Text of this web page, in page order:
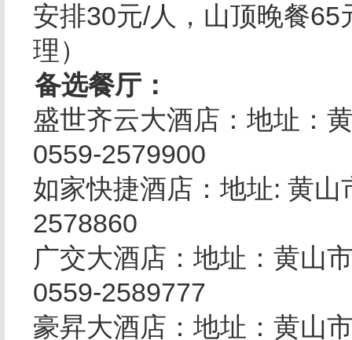
安排30元/人，山顶晚餐65
理）
备选餐厅：
盛世齐云大酒店：地址：
0559-2579900
如家快捷酒店：地址: 黄山
2578860
广交大酒店：地址：黄山
0559-2589777
豪昇大酒店：地址：黄山